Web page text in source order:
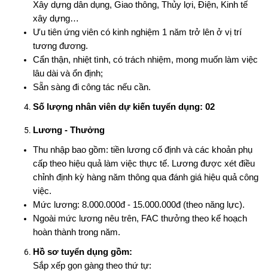
Xây dựng dân dụng, Giao thông, Thủy lợi, Điện, Kinh tế
xây dựng…
Ưu tiên ứng viên có kinh nghiệm 1 năm trở lên ở vị trí
tương đương.
Cẩn thận, nhiệt tình, có trách nhiệm, mong muốn làm việc
lâu dài và ổn định;
Sẵn sàng đi công tác nếu cần.
Số lượng nhân viên dự kiến tuyển dụng: 02
Lương - Thưởng
Thu nhập bao gồm: tiền lương cố định và các khoản phụ
cấp theo hiệu quả làm việc thực tế. Lương được xét điều
chỉnh định kỳ hàng năm thông qua đánh giá hiệu quả công
việc.
Mức lương: 8.000.000đ - 15.000.000đ (theo năng lực).
Ngoài mức lương nêu trên, FAC thưởng theo kế hoạch
hoàn thành trong năm.
Hồ sơ tuyển dụng gồm:
Sắp xếp gọn gàng theo thứ tự: